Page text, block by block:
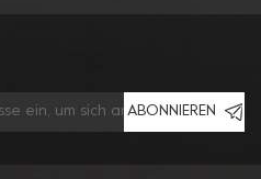
ABONNIEREN